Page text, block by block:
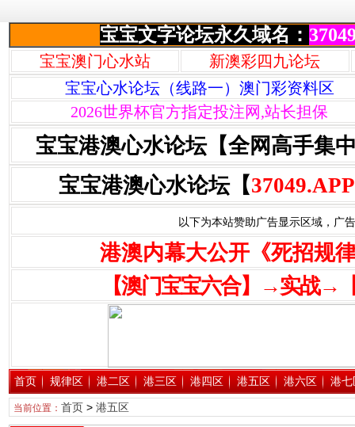
宝宝文字论坛永久域名：
宝宝澳门心水站
新澳彩四九论坛
宝宝心水论坛（线路一）澳门彩资料区
2026世界杯官方指定投注网,站长担保
宝宝港澳心水论坛【全网高手集
宝宝港澳心水论坛【37049.APP
以下为本站赞助广告显示区域，广
港澳内幕大公开《死招规
【澳门宝宝六合】→实战→
首页 规律区 港二区 港三区 港四区 港五区 港六区 港七
当前位置： 首页> 港五区